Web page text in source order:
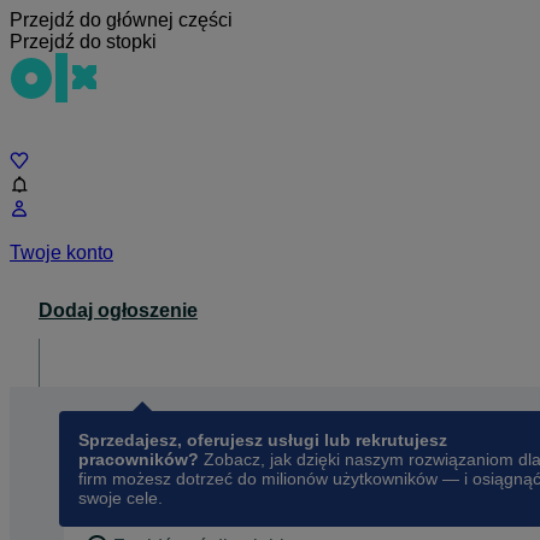
Przejdź do głównej części
Przejdź do stopki
Twoje konto
Dodaj ogłoszenie
Sprzedajesz, oferujesz usługi lub rekrutujesz
pracowników? Zobacz, jak dzięki naszym rozwiązaniom dla
firm możesz dotrzeć do milionów użytkowników — i osiągnąć
swoje cele.